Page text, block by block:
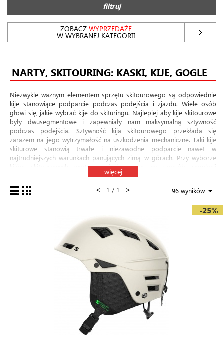
filtruj
ZOBACZWYPRZEDAŻE
W WYBRANEJ KATEGORII
NARTY, SKITOURING: KASKI, KIJE, GOGLE
Niezwykle ważnym elementem sprzętu skitourowego są odpowiednie
kije stanowiące podparcie podczas podejścia i zjazdu. Wiele osób
głowi się, jakie wybrać kije do skituringu. Najlepiej aby kije skitourowe
były dwusegmentowe i zapewniały nam maksymalną sztywność
podczas podejścia. Sztywność kija skitourowego przekłada się
zarazem na jego wytrzymałość na uszkodzenia mechaniczne. Taki kije
skiturowe stanowią trwałe i niezawodne podparcie nawet w
najtrudniejszych warunkach panujących zimą w górach. Przy wyborze
kijów skitourowych warto zwrócić uwagę na sposób regulacji
wysokości oraz przedłużoną rękojeść. Dodatkowa część chwytna jest
niezwykle przydatna podczas trawersowania zbocza. W takim wypadku
za pomocą gripa jesteśmy w stanie dobrać odpowiednią długość kija
segmentów. Kije skiturowe wyposażone są zazwyczaj w zimowe
talerzyki zapobiegające ich zapadaniu się ich w głębokim śniegu.
więcej
< 1 / 1 > 96 wyników
-25%